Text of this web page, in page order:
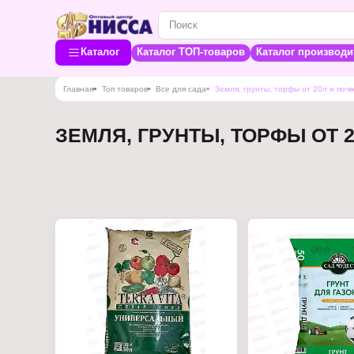
Каталог Каталог ТОП-товаров Каталог
Главная Топ товаров Все для сада Земля, грунты, торфы от 20л и
ЗЕМЛЯ, ГРУНТЫ, ТОРФЫ ОТ